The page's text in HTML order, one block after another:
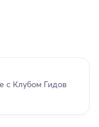
с Клубом Гидов